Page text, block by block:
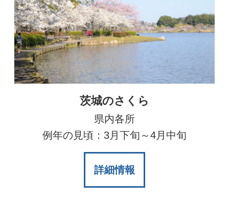
茨城のさくら
県内各所
例年の見頃：3月下旬～4月中旬
詳細情報